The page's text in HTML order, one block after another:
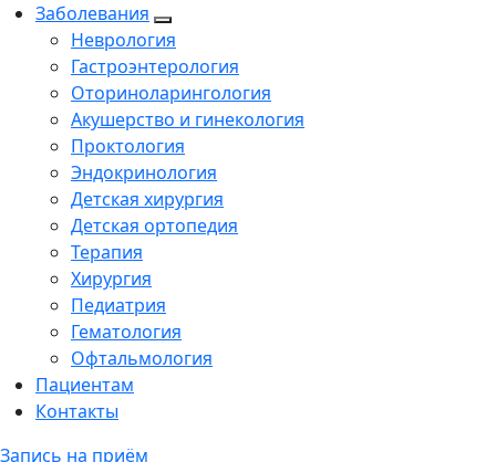
Заболевания
Неврология
Гастроэнтерология
Оториноларингология
Акушерство и гинекология
Проктология
Эндокринология
Детская хирургия
Детская ортопедия
Терапия
Хирургия
Педиатрия
Гематология
Офтальмология
Пациентам
Контакты
Запись на приём